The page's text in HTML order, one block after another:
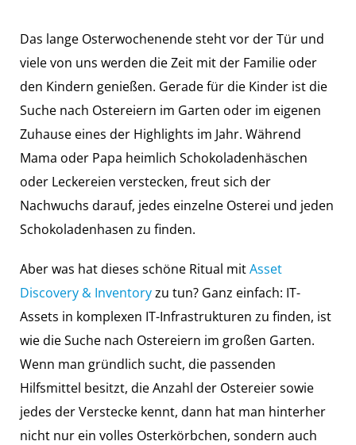
Das lange Osterwochenende steht vor der Tür und
viele von uns werden die Zeit mit der Familie oder
den Kindern genießen. Gerade für die Kinder ist die
Suche nach Ostereiern im Garten oder im eigenen
Zuhause eines der Highlights im Jahr. Während
Mama oder Papa heimlich Schokoladenhäschen
oder Leckereien verstecken, freut sich der
Nachwuchs darauf, jedes einzelne Osterei und jeden
Schokoladenhasen zu finden.
Aber was hat dieses schöne Ritual mitAsset
Discovery & Inventoryzu tun? Ganz einfach: IT-
Assets in komplexen IT-Infrastrukturen zu finden, ist
wie die Suche nach Ostereiern im großen Garten.
Wenn man gründlich sucht, die passenden
Hilfsmittel besitzt, die Anzahl der Ostereier sowie
jedes der Verstecke kennt, dann hat man hinterher
nicht nur ein volles Osterkörbchen, sondern auch